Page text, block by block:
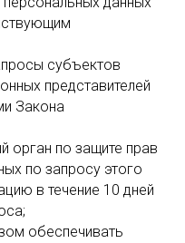
субъектов
представителей
Закона
орган по защите прав
по запросу этого
в течение 10 дней
обеспечивать